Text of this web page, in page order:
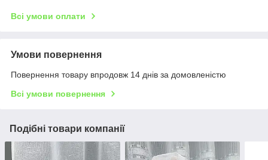
Всі умови оплати
Умови повернення
Повернення товару впродовж 14 днів за домовленістю
Всі умови повернення
Подібні товари компанії